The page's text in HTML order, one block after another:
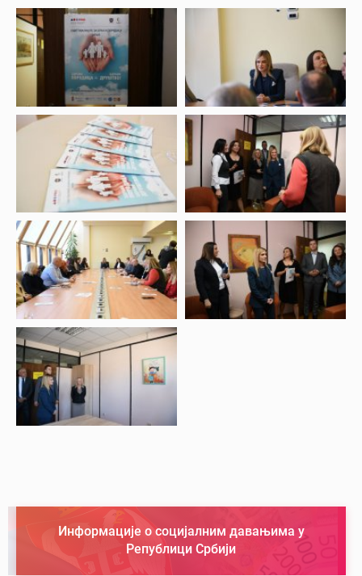
Информације о социјалним давањима у
Републици Србији